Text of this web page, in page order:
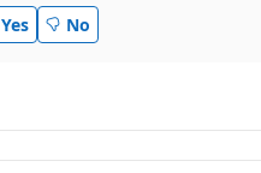
Yes No